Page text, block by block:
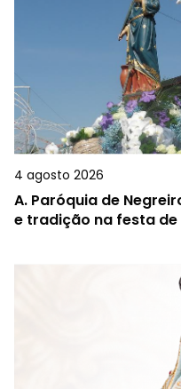
4 agosto 2026
A. Paróquia de
e tradição na festa